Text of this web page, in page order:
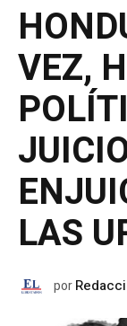
VEZ,
LAS
por